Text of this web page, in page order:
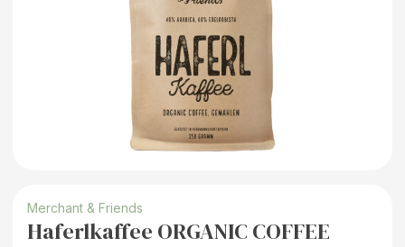
Merchant & Friends
Haferlkaffee ORGANIC COFFEE